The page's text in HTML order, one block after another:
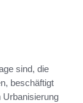
sind, die
beschäftigt
Urbanisierung